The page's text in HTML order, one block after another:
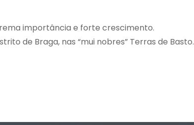
importância e forte crescimento.
de Braga, nas “mui nobres” Terras de Basto.